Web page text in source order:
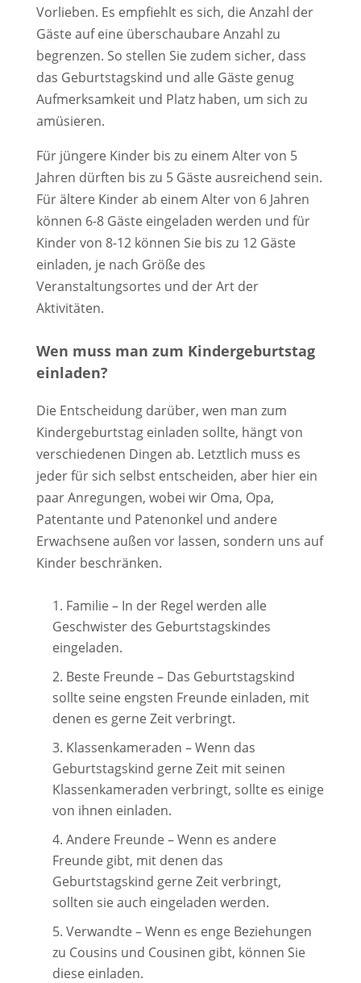
Vorlieben. Es empfiehlt es sich, die Anzahl der
Gäste auf eine überschaubare Anzahl zu
begrenzen. So stellen Sie zudem sicher, dass
das Geburtstagskind und alle Gäste genug
Aufmerksamkeit und Platz haben, um sich zu
amüsieren.
Für jüngere Kinder bis zu einem Alter von 5
Jahren dürften bis zu 5 Gäste ausreichend sein.
Für ältere Kinder ab einem Alter von 6 Jahren
können 6-8 Gäste eingeladen werden und für
Kinder von 8-12 können Sie bis zu 12 Gäste
einladen, je nach Größe des
Veranstaltungsortes und der Art der
Aktivitäten.
Wen muss man zum Kindergeburtstag
einladen?
Die Entscheidung darüber, wen man zum
Kindergeburtstag einladen sollte, hängt von
verschiedenen Dingen ab. Letztlich muss es
jeder für sich selbst entscheiden, aber hier ein
paar Anregungen, wobei wir Oma, Opa,
Patentante und Patenonkel und andere
Erwachsene außen vor lassen, sondern uns auf
Kinder beschränken.
Familie – In der Regel werden alle
Geschwister des Geburtstagskindes
eingeladen.
Beste Freunde – Das Geburtstagskind
sollte seine engsten Freunde einladen, mit
denen es gerne Zeit verbringt.
Klassenkameraden – Wenn das
Geburtstagskind gerne Zeit mit seinen
Klassenkameraden verbringt, sollte es einige
von ihnen einladen.
Andere Freunde – Wenn es andere
Freunde gibt, mit denen das
Geburtstagskind gerne Zeit verbringt,
sollten sie auch eingeladen werden.
Verwandte – Wenn es enge Beziehungen
zu Cousins und Cousinen gibt, können Sie
diese einladen.